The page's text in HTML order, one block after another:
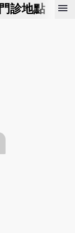
門診地點 預
menu